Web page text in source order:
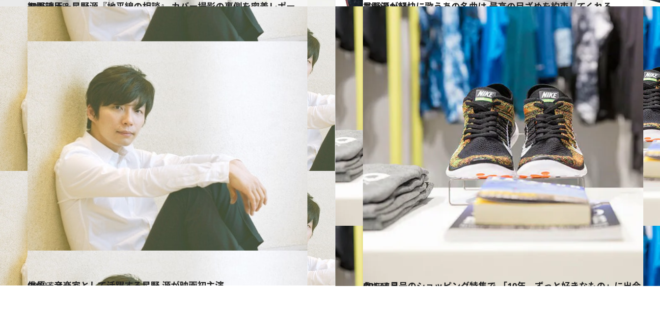
2015.4.15
細野晴臣＆星野源『地平線の相談』 カバー撮影の裏側を密着レポート！
カルチャー 2014.10.23
星野源が軽快に歌うあの名曲は 最高の目ざめを約束してくれる
カルチャー
2013.6.7
俳優、音楽家として活躍する星野 源が映画初主演
カルチャー 2015.4.7
CREA5月号のショッピング特集で 「10年、ずっと好きなもの」に出会う
カルチャー